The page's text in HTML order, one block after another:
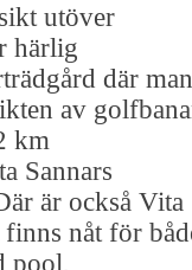
utöver
härlig
där man
av
km
Sannars
är också Vita
finns nåt för
pool,